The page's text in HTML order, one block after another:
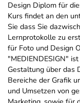
Design Diplom für
Kurs findet an den
Sie dass Sie
Lernprotokolle zu
für Foto und Design
"MEDIENDESIGN"
Gestaltung über das
Bereiche der Grafik
und Umsetzen von